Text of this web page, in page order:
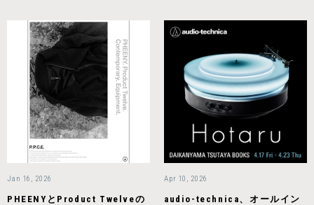
Jan 16, 2026
PHEENYとProduct Twelveの
Apr 10, 2026
audio-technica、オールイン